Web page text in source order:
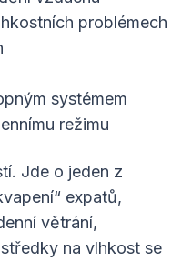
problémech
systémem
režimu
Jde o jeden z
expatů,
větrání,
na vlhkost se